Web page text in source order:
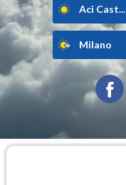
Aci Cast...
Milano